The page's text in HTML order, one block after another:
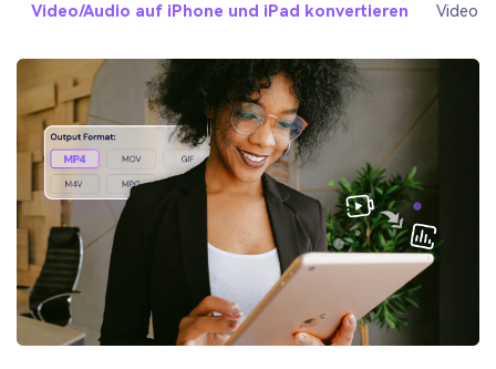
Video/Audio auf iPhone und iPad konvertieren Video